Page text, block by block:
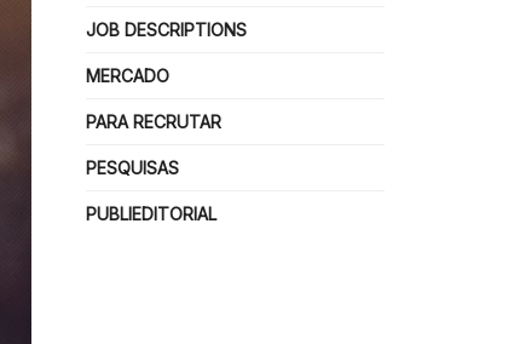
JOB DESCRIPTIONS
MERCADO
PARA RECRUTAR
PESQUISAS
PUBLIEDITORIAL